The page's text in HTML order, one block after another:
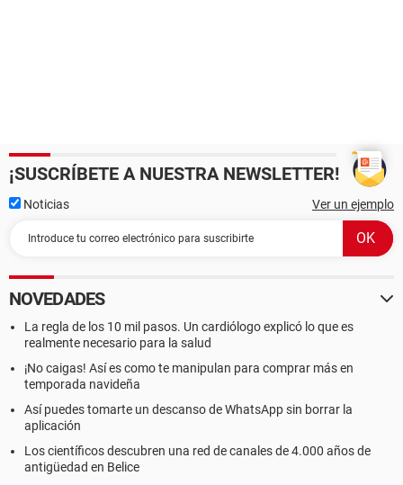
¡SUSCRÍBETE A NUESTRA NEWSLETTER!
Noticias Ver un ejemplo
NOVEDADES
La regla de los 10 mil pasos. Un cardiólogo explicó lo que es
realmente necesario para la salud
¡No caigas! Así es como te manipulan para comprar más en
temporada navideña
Así puedes tomarte un descanso de WhatsApp sin borrar la
aplicación
Los científicos descubren una red de canales de 4.000 años de
antigüedad en Belice